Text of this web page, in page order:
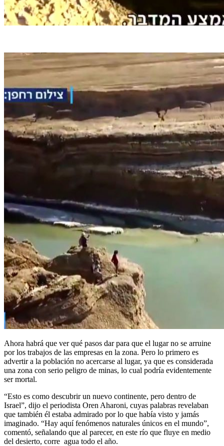
Ahora habrá que ver qué pasos dar para que el lugar no se arruine
por los trabajos de las empresas en la zona. Pero lo primero es
advertir a la población no acercarse al lugar, ya que es considerada
una zona con serio peligro de minas, lo cual podría evidentemente
ser mortal.
“Esto es como descubrir un nuevo continente, pero dentro de
Israel”, dijo el periodista Oren Aharoni, cuyas palabras revelaban
que también él estaba admirado por lo que había visto y jamás
imaginado. “Hay aquí fenómenos naturales únicos en el mundo”,
comentó, señalando que al parecer, en este río que fluye en medio
del desierto, corre agua todo el año.